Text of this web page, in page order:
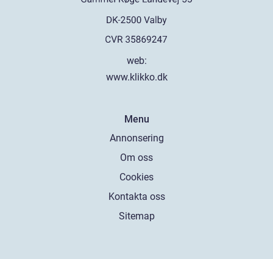
web:
www.klikko.dk
Menu
Annonsering
Om oss
Cookies
Kontakta oss
Sitemap